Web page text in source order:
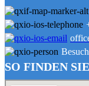
SO FINDEN